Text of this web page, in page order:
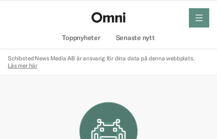
Toppnyheter Senaste nytt
meny
Schibsted News Media AB är ansvarig för dina data på denna webbplats.
Läs mer här